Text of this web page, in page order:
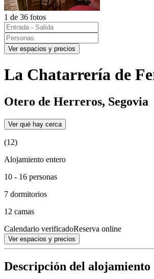
1 de 36 fotos
Ver espacios y precios
La Chatarrería de
Otero de Herreros, Segovia
Ver qué hay cerca
(12)
Alojamiento entero
10 - 16 personas
7 dormitorios
12 camas
Calendario verificadoReserva online
Ver espacios y precios
Descripción del alojamiento